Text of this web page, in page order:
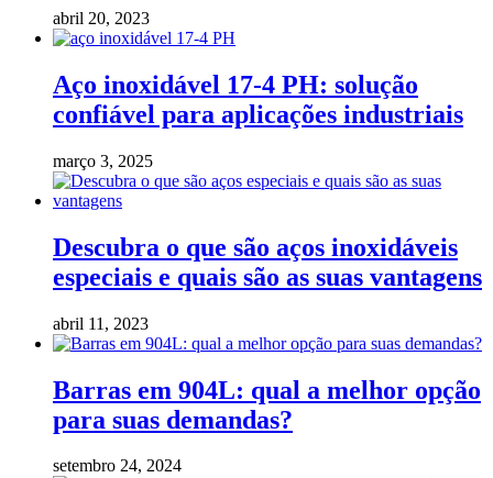
abril 20, 2023
Aço inoxidável 17-4 PH: solução
confiável para aplicações industriais
março 3, 2025
Descubra o que são aços inoxidáveis
especiais e quais são as suas vantagens
abril 11, 2023
Barras em 904L: qual a melhor opção
para suas demandas?
setembro 24, 2024